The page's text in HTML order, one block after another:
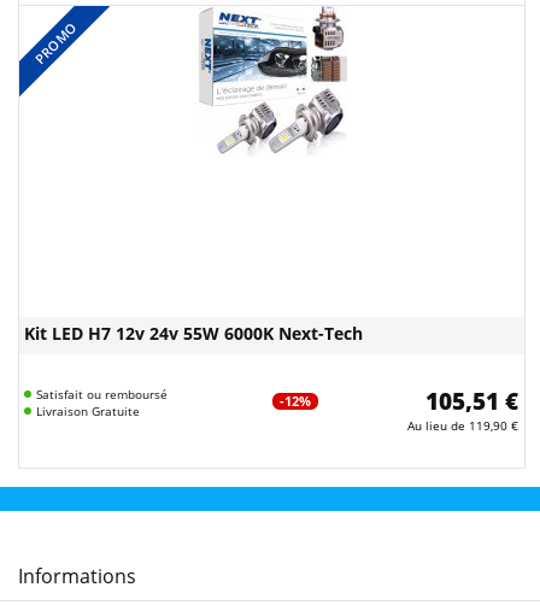
PROMO
Kit LED H7 12v 24v 55W 6000K Next-Tech
Satisfait ou remboursé
Livraison Gratuite
-12% 105,51 €
Au lieu de 119,90 €
Informations